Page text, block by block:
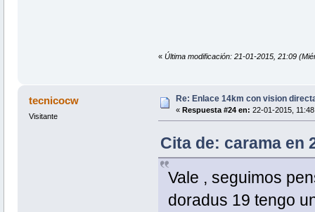
« Última modificación: 21-01-2015, 21:09
tecnicocw
Visitante
Re: Enlace 14km con vision
« Respuesta #24 en: 22-01-2015,
Cita de: carama en
Vale , seguimos
doradus 19 tengo